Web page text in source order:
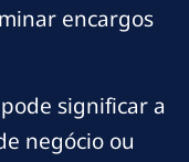
encargos
significar a
negócio ou